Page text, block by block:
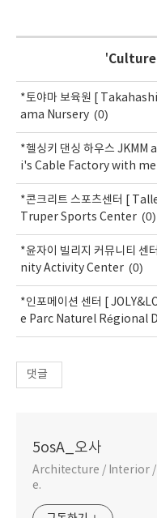
'Culture
*토야마 보육원 [
ama Nursery (0)
*헬싱키 댄싱 하우스
i's Cable Factory with
*콘크리트 스포츠센터 [
Truper Sports Center (0)
*윤자이 빌리지 커뮤니티
nity Activity Center (0)
*인포메이션 센터 [
e Parc Naturel Régional
댓글
5osA_오사
Architecture / Interior /
e.